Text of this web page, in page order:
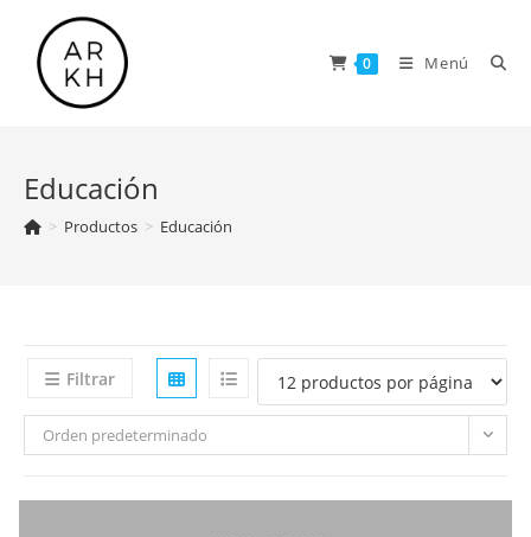
contenido
0 Menú
Educación
> Productos > Educación
Filtrar
Orden predeterminado